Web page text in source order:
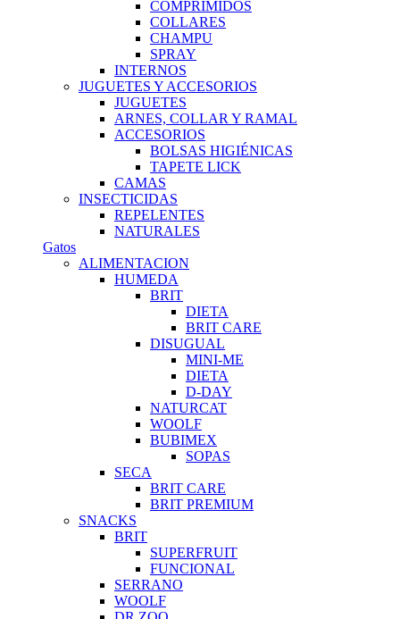
COMPRIMIDOS
COLLARES
CHAMPU
SPRAY
INTERNOS
JUGUETES Y ACCESORIOS
JUGUETES
ARNES, COLLAR Y RAMAL
ACCESORIOS
BOLSAS HIGIÉNICAS
TAPETE LICK
CAMAS
INSECTICIDAS
REPELENTES
NATURALES
Gatos
ALIMENTACION
HUMEDA
BRIT
DIETA
BRIT CARE
DISUGUAL
MINI-ME
DIETA
D-DAY
NATURCAT
WOOLF
BUBIMEX
SOPAS
SECA
BRIT CARE
BRIT PREMIUM
SNACKS
BRIT
SUPERFRUIT
FUNCIONAL
SERRANO
WOOLF